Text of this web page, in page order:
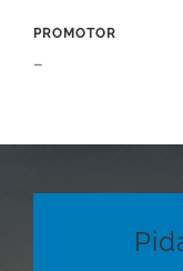
PROMOTOR
–